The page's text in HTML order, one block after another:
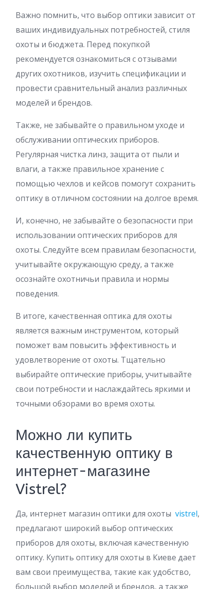
Важно помнить, что выбор оптики зависит от
ваших индивидуальных потребностей, стиля
охоты и бюджета. Перед покупкой
рекомендуется ознакомиться с отзывами
других охотников, изучить спецификации и
провести сравнительный анализ различных
моделей и брендов.
Также, не забывайте о правильном уходе и
обслуживании оптических приборов.
Регулярная чистка линз, защита от пыли и
влаги, а также правильное хранение с
помощью чехлов и кейсов помогут сохранить
оптику в отличном состоянии на долгое время.
И, конечно, не забывайте о безопасности при
использовании оптических приборов для
охоты. Следуйте всем правилам безопасности,
учитывайте окружающую среду, а также
осознайте охотничьи правила и нормы
поведения.
В итоге, качественная оптика для охоты
является важным инструментом, который
поможет вам повысить эффективность и
удовлетворение от охоты. Тщательно
выбирайте оптические приборы, учитывайте
свои потребности и наслаждайтесь яркими и
точными обзорами во время охоты.
Можно ли купить
качественную оптику в
интернет-магазине
Vistrel?
Да, интернет магазин оптики для охоты vistrel,
предлагают широкий выбор оптических
приборов для охоты, включая качественную
оптику. Купить оптику для охоты в Киеве дает
вам свои преимущества, такие как удобство,
большой выбор моделей и брендов, а также